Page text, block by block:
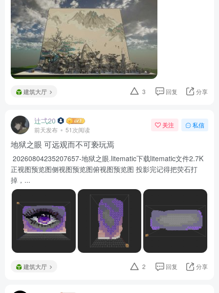
建筑大厅 3 回复 分享
辻弌20
前天发布 51次阅读
关注 私信
地狱之眼 可远观而不可亵玩焉
20260804235207657-地狱之眼.litematic下载litematic文件2.7K
正视图预览图侧视图预览图俯视图预览图 投影完记得把荧石打
掉，...
建筑大厅 2 回复 分享